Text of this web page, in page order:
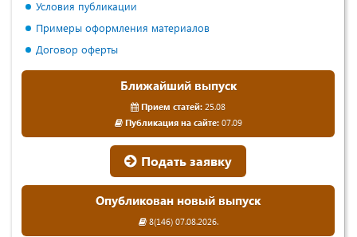
Условия публикации
Примеры оформления материалов
Договор оферты
Ближайший выпуск
Прием статей: 25.08
Публикация на сайте:07.09
Подать заявку
Опубликован новый выпуск
8(146) 07.08.2026.